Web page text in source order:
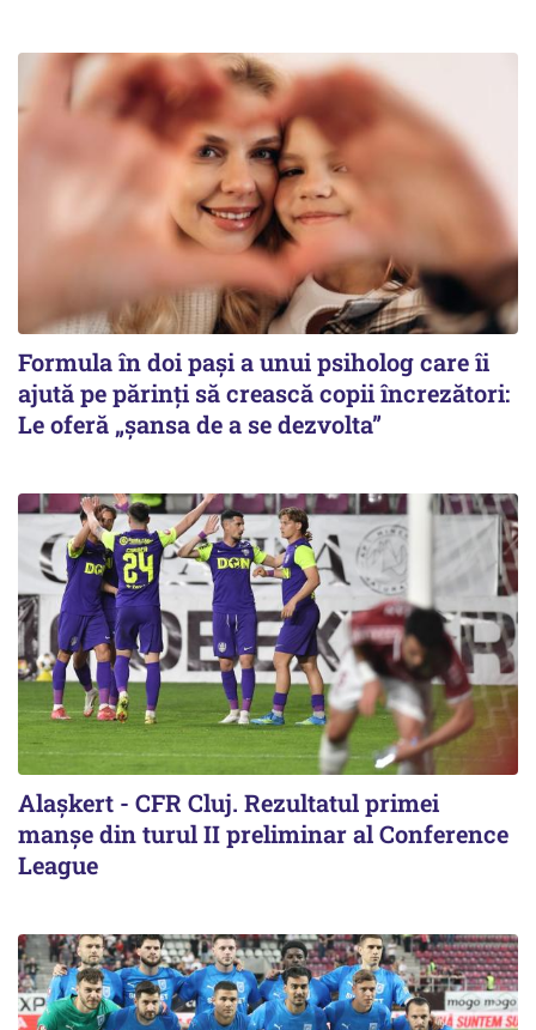
Formula în doi pași a unui psiholog care îi
ajută pe părinți să crească copii încrezători:
Le oferă „șansa de a se dezvolta”
Alaşkert - CFR Cluj. Rezultatul primei
manșe din turul II preliminar al Conference
League